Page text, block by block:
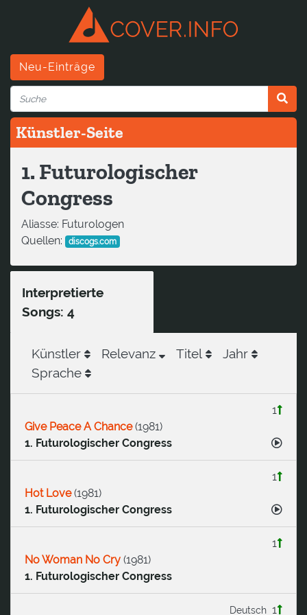
Neu-Einträge
Künstler-Seite
1. Futurologischer
Congress
Aliasse: Futurologen
Quellen:
discogs.com
Interpretierte
Songs: 4
Künstler Relevanz Titel
Jahr
Sprache
1
Give Peace A Chance(1981)
1. Futurologischer Congress
1
Hot Love(1981)
1. Futurologischer Congress
1
No Woman No Cry (1981)
1. Futurologischer Congress
1
Deutsch